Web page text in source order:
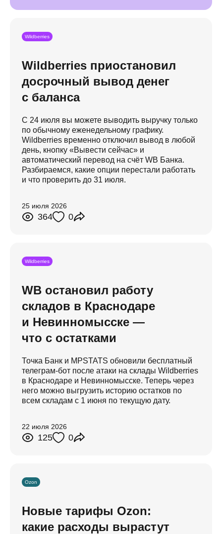
Wildberries
Wildberries приостановил
досрочный вывод денег
с баланса
С 24 июля вы можете выводить выручку только
по обычному еженедельному графику.
Wildberries временно отключил вывод в любой
день, кнопку «Вывести сейчас» и
автоматический перевод на счёт WB Банка.
Разбираемся, какие опции перестали работать
и что проверить до 31 июля.
25 июля 2026
364 0
Wildberries
WB остановил работу
складов в Краснодаре
и Невинномысске —
что с остатками
Точка Банк и MPSTATS обновили бесплатный
телеграм-бот после атаки на склады Wildberries
в Краснодаре и Невинномысске. Теперь через
него можно выгрузить историю остатков по
всем складам с 1 июня по текущую дату.
22 июля 2026
125 0
Ozon
Новые тарифы Ozon:
какие расходы вырастут